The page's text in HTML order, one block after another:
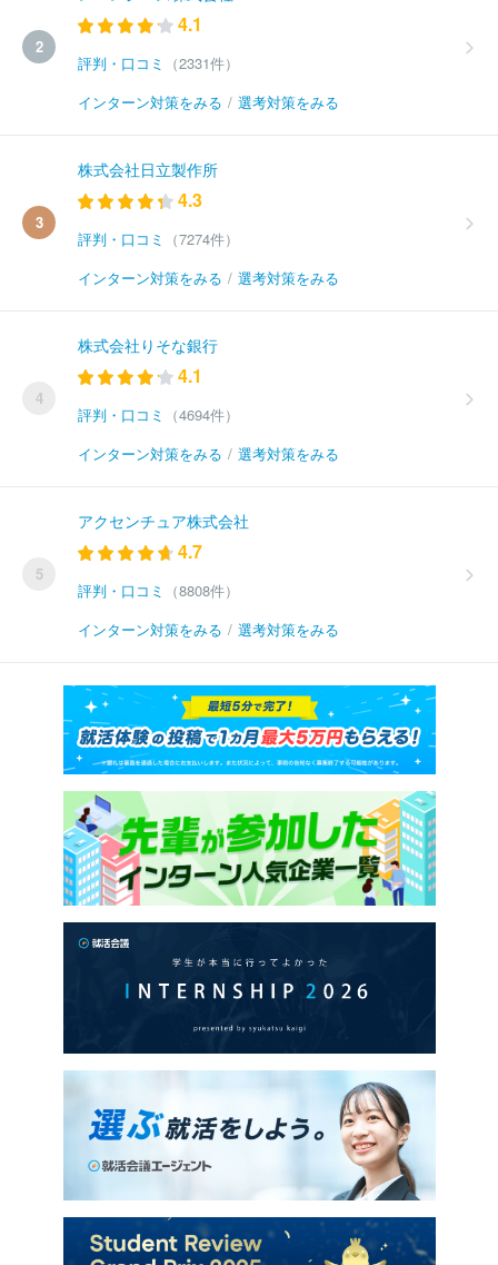
2
4.1
評判・口コミ
（2331件）
インターン対策をみる / 選考対策をみる
3
株式会社日立製作所
4.3
評判・口コミ
（7274件）
インターン対策をみる / 選考対策をみる
4
株式会社りそな銀行
4.1
評判・口コミ
（4694件）
インターン対策をみる / 選考対策をみる
5
アクセンチュア株式会社
4.7
評判・口コミ
（8808件）
インターン対策をみる / 選考対策をみる